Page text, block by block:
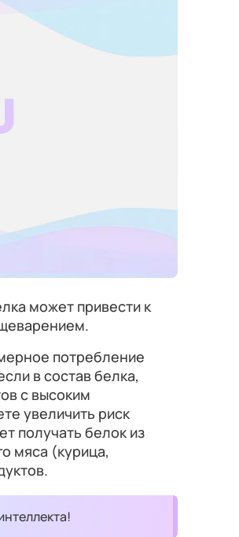
может привести к
потребление
в состав белка,
с высоким
увеличить риск
получать белок из
мяса (курица,